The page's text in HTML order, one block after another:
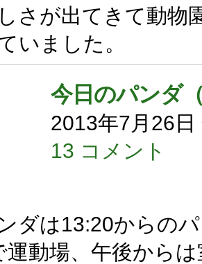
さが出てきて動物
いました。
今日のパンダ
2013年7月26日
13 コメント
ダは13:20からの
運動場、午後から